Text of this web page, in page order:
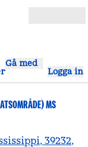
Gå med
Logga in
MS
39232,